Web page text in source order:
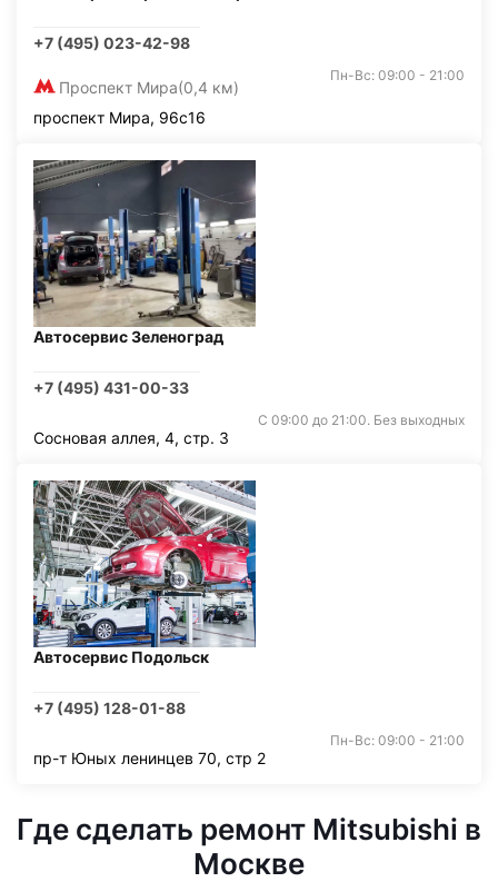
+7 (495) 023-42-98
Проспект Мира(0,4 км)
Пн-Вс: 09:00 - 21:00
проспект Мира, 96с16
Автосервис Зеленоград
+7 (495) 431-00-33
С 09:00 до 21:00. Без выходных
Сосновая аллея, 4, стр. 3
Автосервис Подольск
+7 (495) 128-01-88
Пн-Вс: 09:00 - 21:00
пр-т Юных ленинцев 70, стр 2
Где сделать ремонт Mitsubishi в
Москве